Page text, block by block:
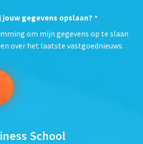
jouw gegevens opslaan? *
om mijn gegevens op te slaan
over het laatste vastgoednieuws.
School